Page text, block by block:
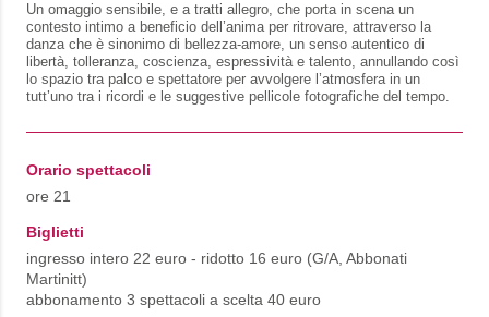
Un omaggio sensibile, e a tratti allegro, che porta in scena un
contesto intimo a beneficio dell’anima per ritrovare, attraverso la
danza che è sinonimo di bellezza-amore, un senso autentico di
libertà, tolleranza, coscienza, espressività e talento, annullando così
lo spazio tra palco e spettatore per avvolgere l’atmosfera in un
tutt’uno tra i ricordi e le suggestive pellicole fotografiche del tempo.
Orario spettacoli
ore 21
Biglietti
ingresso intero 22 euro - ridotto 16 euro (G/A, Abbonati
Martinitt)
abbonamento 3 spettacoli a scelta 40 euro